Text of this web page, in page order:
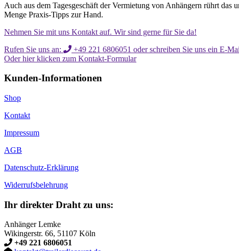
Auch aus dem Tagesgeschäft der Vermietung von Anhängern rührt
Menge Praxis-Tipps zur Hand.
Nehmen Sie mit uns Kontakt auf. Wir sind gerne für Sie da!
Rufen Sie uns an:
+49 221 6806051 oder schreiben Sie uns ein E-
Oder hier klicken zum Kontakt-Formular
Kunden-Informationen
Shop
Kontakt
Impressum
AGB
Datenschutz-Erklärung
Widerrufsbelehrung
Ihr direkter Draht zu uns:
Anhänger Lemke
Wikingerstr. 66, 51107 Köln
+49 221 6806051